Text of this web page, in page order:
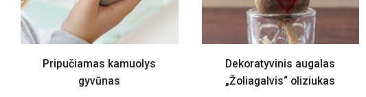
Pripučiamas kamuolys
gyvūnas
Dekoratyvinis augalas
„Žoliagalvis“ oliziukas